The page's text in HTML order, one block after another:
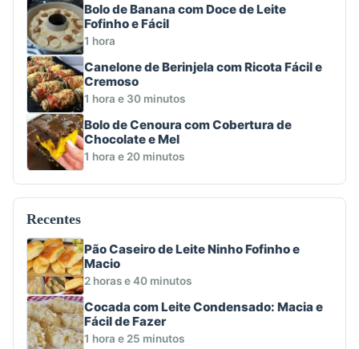
Bolo de Banana com Doce de Leite
Fofinho e Fácil
1 hora
Canelone de Berinjela com Ricota Fácil e
Cremoso
1 hora e 30 minutos
Bolo de Cenoura com Cobertura de
Chocolate e Mel
1 hora e 20 minutos
Recentes
Pão Caseiro de Leite Ninho Fofinho e
Macio
2 horas e 40 minutos
Cocada com Leite Condensado: Macia e
Fácil de Fazer
1 hora e 25 minutos